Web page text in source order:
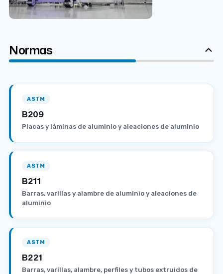
Normas
ASTM
B209
Placas y láminas de aluminio y aleaciones de aluminio
ASTM
B211
Barras, varillas y alambre de aluminio y aleaciones de
aluminio
ASTM
B221
Barras, varillas, alambre, perfiles y tubos extruidos de